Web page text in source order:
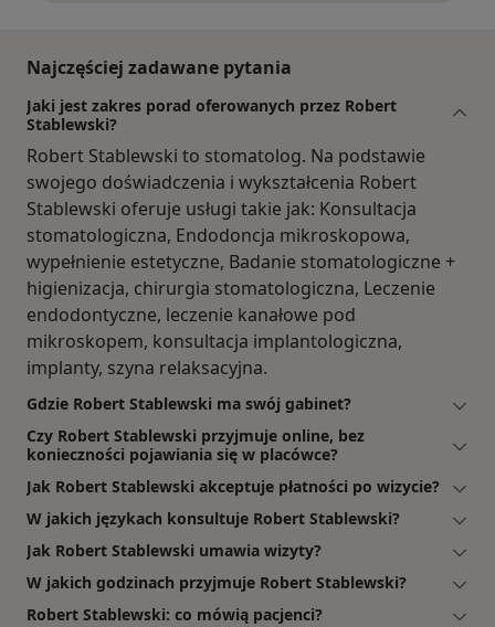
Najczęściej zadawane pytania
Jaki jest zakres porad oferowanych przez Robert
Stablewski?
Robert Stablewski to stomatolog. Na podstawie
swojego doświadczenia i wykształcenia Robert
Stablewski oferuje usługi takie jak: Konsultacja
stomatologiczna, Endodoncja mikroskopowa,
wypełnienie estetyczne, Badanie stomatologiczne +
higienizacja, chirurgia stomatologiczna, Leczenie
endodontyczne, leczenie kanałowe pod
mikroskopem, konsultacja implantologiczna,
implanty, szyna relaksacyjna.
Gdzie Robert Stablewski ma swój gabinet?
Czy Robert Stablewski przyjmuje online, bez
konieczności pojawiania się w placówce?
Jak Robert Stablewski akceptuje płatności po wizycie?
W jakich językach konsultuje Robert Stablewski?
Jak Robert Stablewski umawia wizyty?
W jakich godzinach przyjmuje Robert Stablewski?
Robert Stablewski: co mówią pacjenci?